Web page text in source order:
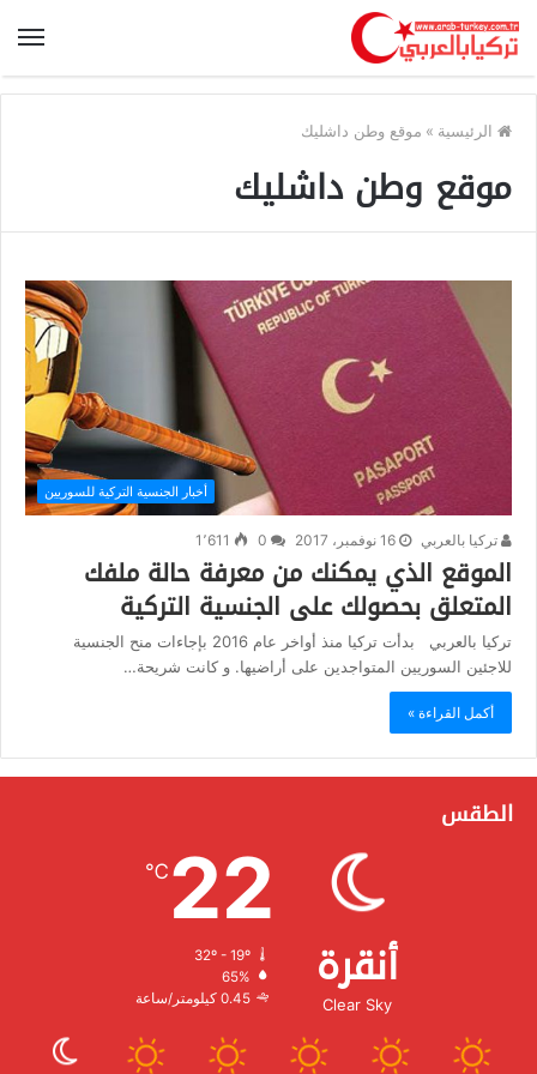
الرئيسية » موقع وطن داشليك
موقع وطن داشليك
أخبار الجنسية التركية للسوريين
تركيا بالعربي 16 نوفمبر، 2017 1٬611
الموقع الذي يمكنك من معرفة حالة ملفك
المتعلق بحصولك على الجنسية التركية
تركيا بالعربي بدأت تركيا منذ أواخر عام 2016 بإجاءات منح الجنسية
للاجئين السوريين المتواجدين على أراضيها. و كانت شريحة…
أكمل القراءة »
الطقس
أنقرة
Clear Sky
22
℃
32º - 19º
الرطوبة:
الرياح:0.45 كيلومتر/ساعة